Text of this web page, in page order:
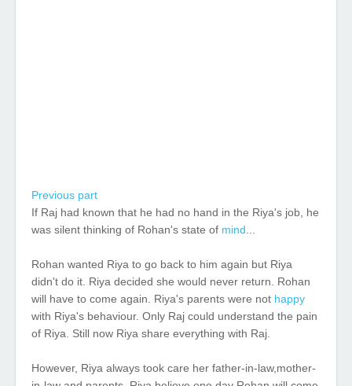
Previous part
If Raj had known that he had no hand in the Riya's job, he
was silent thinking of Rohan's state of mind
Rohan wanted Riya to go back to him again but Riya
didn't do it. Riya decided she would never return. Rohan
will have to come again. Riya's parents were not happy
with Riya's behaviour. Only Raj could understand the pain
of Riya. Still now Riya share everything with Raj.
However, Riya always took care her father-in-law,mother-